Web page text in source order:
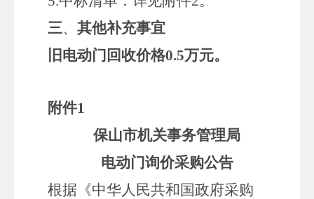
三、 其他补充事宜
旧电动门回收价格0.5万元。
附件1
保山市机关事务管理局
电动门询价采购公告
根据《中华人民共和国政府采购